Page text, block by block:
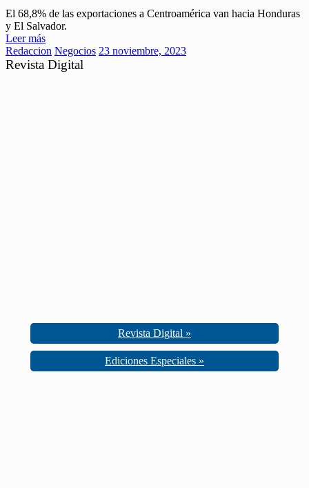
El 68,8% de las exportaciones a Centroamérica van hacia Honduras
y El Salvador.
Leer más
Redaccion Negocios 23 noviembre, 2023
Revista Digital
Revista Digital »
Ediciones Especiales »